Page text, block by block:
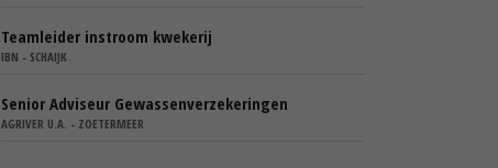
Teamleider instroom kwekerij
IBN - SCHAIJK
Senior Adviseur Gewassenverzekeringen
AGRIVER U.A. - ZOETERMEER